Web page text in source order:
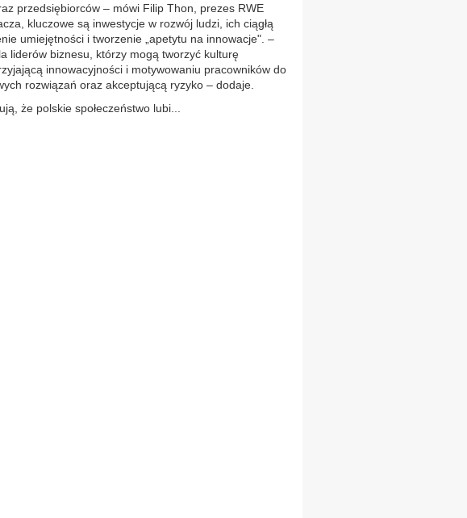
przedsiębiorców – mówi Filip Thon, prezes RWE
kluczowe są inwestycje w rozwój ludzi, ich ciągłą
umiejętności i tworzenie „apetytu na innowacje". –
liderów biznesu, którzy mogą tworzyć kulturę
innowacyjności i motywowaniu pracowników do
rozwiązań oraz akceptującą ryzyko – dodaje.
że polskie społeczeństwo lubi...